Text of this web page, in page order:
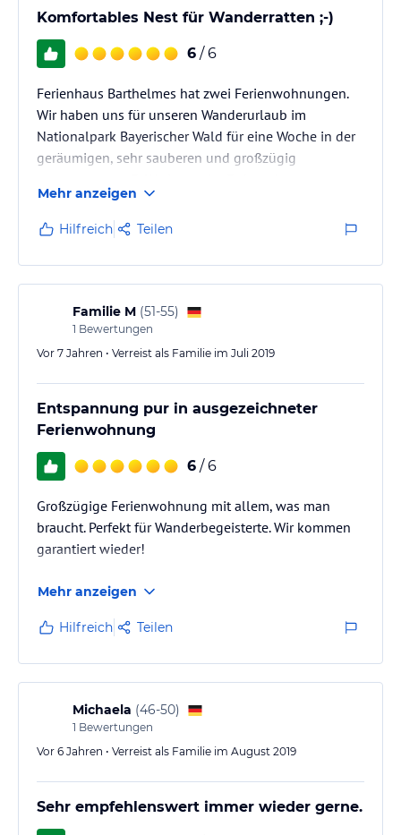
Komfortables Nest für Wanderratten ;-)
6 / 6
Ferienhaus Barthelmes hat zwei Ferienwohnungen.
Wir haben uns für unseren Wanderurlaub im
Nationalpark Bayerischer Wald für eine Woche in der
geräumigen, sehr sauberen und großzügig
einquartiert. Wir haben uns selbst verpflegt.
Mehr anzeigen
Hilfreich Teilen
Familie M (51-55)
1 Bewertungen
Vor 7 Jahren • Verreist als Familie im Juli 2019
Entspannung pur in ausgezeichneter
Ferienwohnung
6 / 6
Großzügige Ferienwohnung mit allem, was man
braucht. Perfekt für Wanderbegeisterte. Wir kommen
garantiert wieder!
Mehr anzeigen
Hilfreich Teilen
Michaela (46-50)
1 Bewertungen
Vor 6 Jahren • Verreist als Familie im August 2019
Sehr empfehlenswert immer wieder gerne.